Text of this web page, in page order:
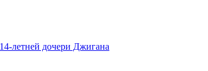
летней дочери Джигана